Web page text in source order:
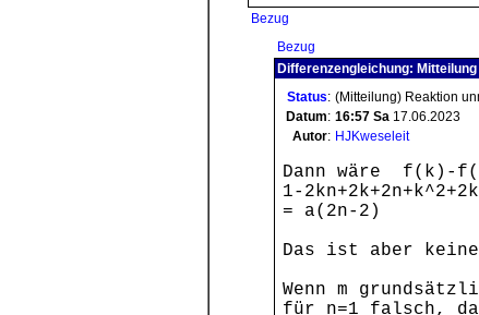
Bezug
Bezug
Differenzengleichung: Mitteilung
Status: (Mitteilung) Reaktion
Datum: 16:57 Sa 17.06.2023
Autor: HJKweseleit
Dann wäre f(k)-
1-
= a(2n-2)
Das ist aber
Wenn m
für n=1 falsch,